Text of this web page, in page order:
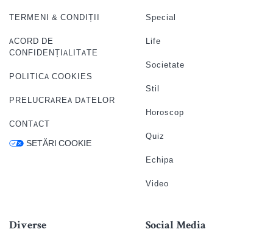
TERMENI & CONDIȚII
ACORD DE
CONFIDENȚIALITATE
POLITICA COOKIES
PRELUCRAREA DATELOR
CONTACT
SETĂRI COOKIE
Special
Life
Societate
Stil
Horoscop
Quiz
Echipa
Video
Diverse Social Media